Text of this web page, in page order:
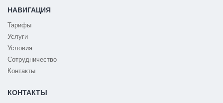
НАВИГАЦИЯ
Тарифы
Услуги
Условия
Сотрудничество
Контакты
КОНТАКТЫ